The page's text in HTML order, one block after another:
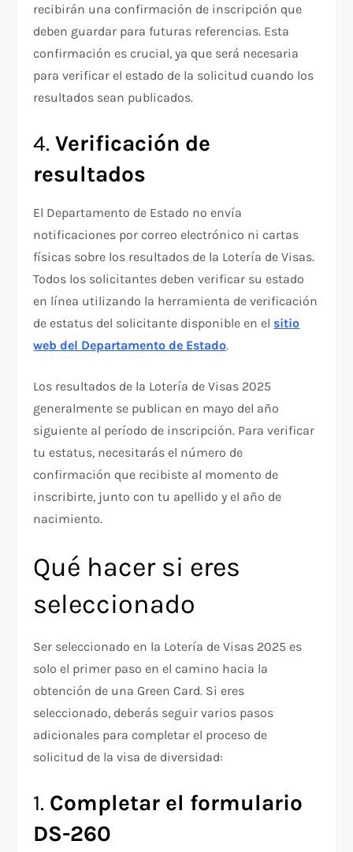
recibirán una confirmación de inscripción que
deben guardar para futuras referencias. Esta
confirmación es crucial, ya que será necesaria
para verificar el estado de la solicitud cuando los
resultados sean publicados.
4.Verificación de
resultados
El Departamento de Estado no envía
notificaciones por correo electrónico ni cartas
físicas sobre los resultados de la Lotería de Visas.
Todos los solicitantes deben verificar su estado
en línea utilizando la herramienta de verificación
de estatus del solicitante disponible en el sitio
web del Departamento de Estado.
Los resultados de la Lotería de Visas 2025
generalmente se publican en mayo del año
siguiente al período de inscripción. Para verificar
tu estatus, necesitarás el número de
confirmación que recibiste al momento de
inscribirte, junto con tu apellido y el año de
nacimiento.
Qué hacer si eres
seleccionado
Ser seleccionado en la Lotería de Visas 2025 es
solo el primer paso en el camino hacia la
obtención de una Green Card. Si eres
seleccionado, deberás seguir varios pasos
adicionales para completar el proceso de
solicitud de la visa de diversidad:
1. Completar el formulario
DS-260